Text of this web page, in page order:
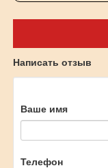
Написать отзыв
Ваше имя
Телефон